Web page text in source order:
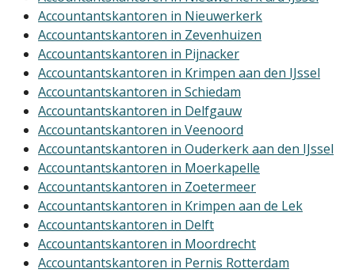
Accountantskantoren in Nieuwerkerk
Accountantskantoren in Zevenhuizen
Accountantskantoren in Pijnacker
Accountantskantoren in Krimpen aan den IJssel
Accountantskantoren in Schiedam
Accountantskantoren in Delfgauw
Accountantskantoren in Veenoord
Accountantskantoren in Ouderkerk aan den IJssel
Accountantskantoren in Moerkapelle
Accountantskantoren in Zoetermeer
Accountantskantoren in Krimpen aan de Lek
Accountantskantoren in Delft
Accountantskantoren in Moordrecht
Accountantskantoren in Pernis Rotterdam